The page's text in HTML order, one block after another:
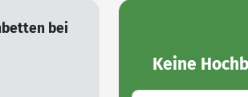
bei
Keine